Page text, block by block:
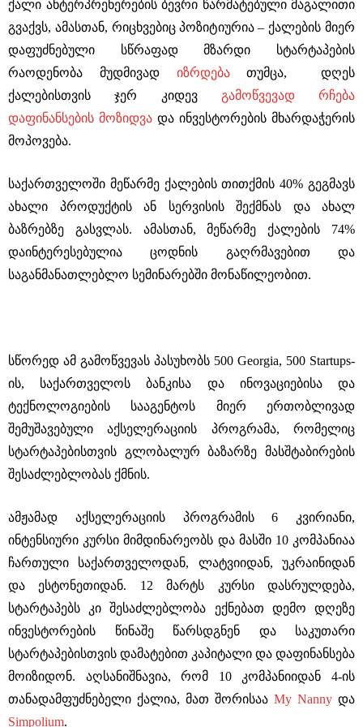
ქალი ანტერპრენერების ბევრი წარმატებული მაგალითი
გვაქვს, ამასთან, რიცხვებიც პოზიტიურია – ქალების მიერ
დაფუძნებული სწრაფად მზარდი სტარტაპების
რაოდენობა მუდმივად იზრდებათუმცა, დღეს
ქალებისთვის ჯერ კიდევ გამოწვევად რჩება
დაფინანსების მოზიდვა და ინვესტორების მხარდაჭერის
მოპოვება.
საქართველოში მეწარმე ქალების თითქმის 40% გეგმავს
ახალი პროდუქტის ან სერვისის შექმნას და ახალ
ბაზრებზე გასვლას. ამასთან, მეწარმე ქალების 74%
დაინტერესებულია ცოდნის გაღრმავებით და
საგანმანათლებლო სემინარებში მონაწილეობით.
სწორედ ამ გამოწვევას პასუხობს 500 Georgia, 500 Startups-
ის, საქართველოს ბანკისა და ინოვაციებისა და
ტექნოლოგიების სააგენტოს მიერ ერთობლივად
შემუშავებული აქსელერაციის პროგრამა, რომელიც
სტარტაპებისთვის გლობალურ ბაზარზე მასშტაბირების
შესაძლებლობას ქმნის.
ამჟამად აქსელერაციის პროგრამის 6 კვირიანი,
ინტენსიური კურსი მიმდინარეობს და მასში 10 კომპანიაა
ჩართული საქართველოდან, ლატვიიდან, უკრაინიდან
და ესტონეთიდან. 12 მარტს კურსი დასრულდება,
სტარტაპებს კი შესაძლებლობა ექნებათ დემო დღეზე
ინვესტორების წინაშე წარსდგნენ და საკუთარი
სტარტაპებისთვის დამატებით კაპიტალი და დაფინანსება
მოიზიდონ. აღსანიშნავია, რომ 10 კომპანიიდან 4-ის
თანადამფუძნებელი ქალია, მათ შორისაა My Nanny და
Simpolium.